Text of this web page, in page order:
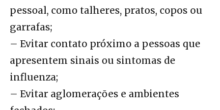
pessoal, como talheres, pratos, copos ou
garrafas;
– Evitar contato próximo a pessoas que
apresentem sinais ou sintomas de
influenza;
– Evitar aglomerações e ambientes